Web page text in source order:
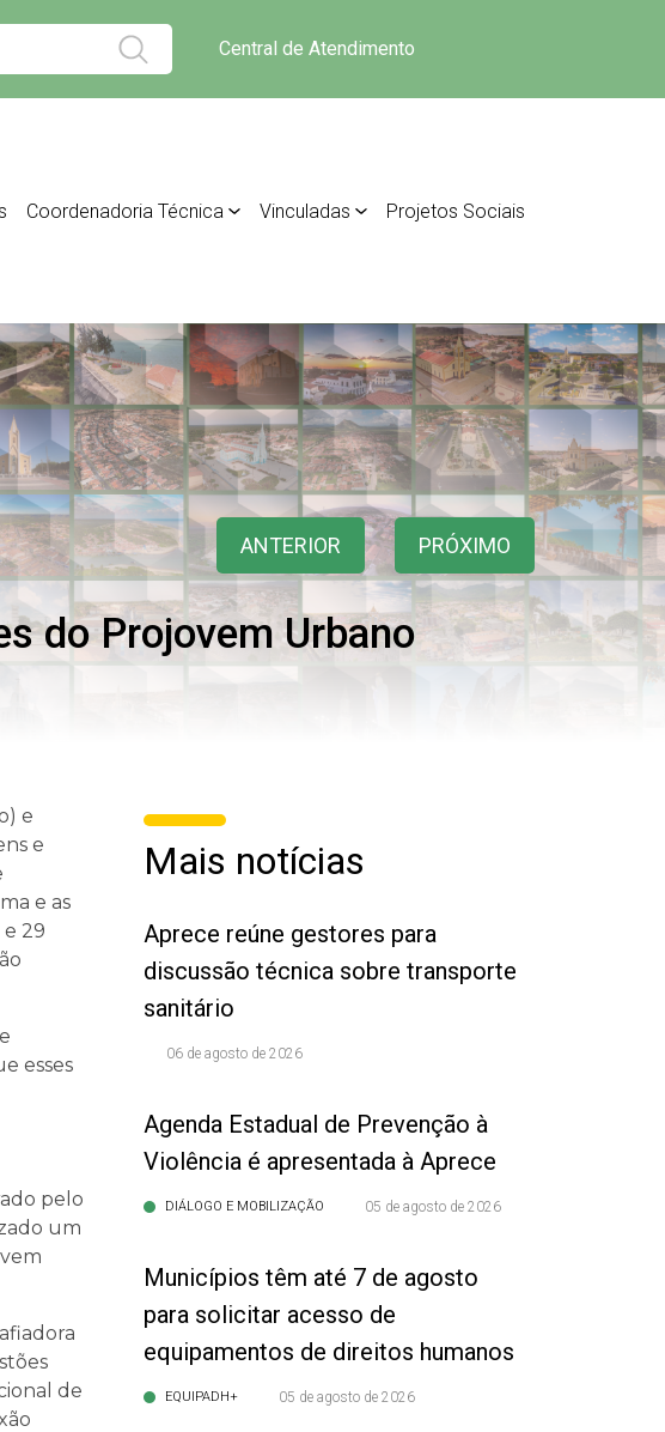
Central de Atendimento
Coordenadoria Técnica Vinculadas Projetos Sociais
ANTERIOR PRÓXIMO
do Projovem Urbano
e
e
e as
29
esses
pelo
um
de
Mais notícias
Aprece reúne gestores para
discussão técnica sobre transporte
sanitário
06 de agosto de 2026
Agenda Estadual de Prevenção à
Violência é apresentada à Aprece
DIÁLOGO E MOBILIZAÇÃO 05 de agosto de 2026
Municípios têm até 7 de agosto
para solicitar acesso de
equipamentos de direitos humanos
EQUIPADH+ 05 de agosto de 2026